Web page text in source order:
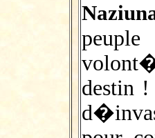
destin